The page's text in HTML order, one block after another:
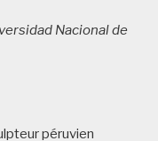
Nacional de
péruvien